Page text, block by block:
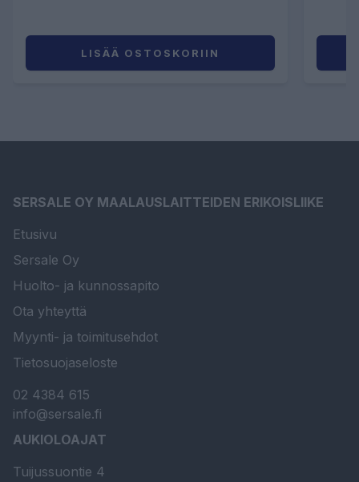
LISÄÄ OSTOSKORIIN
SERSALE OY MAALAUSLAITTEIDEN ERIKOISLIIKE
Etusivu
Sersale Oy
Huolto- ja kunnossapito
Ota yhteyttä
Myynti- ja toimitusehdot
Tietosuojaseloste
02 4384 615
info@sersale.fi
AUKIOLOAJAT
Tuijussuontie 4